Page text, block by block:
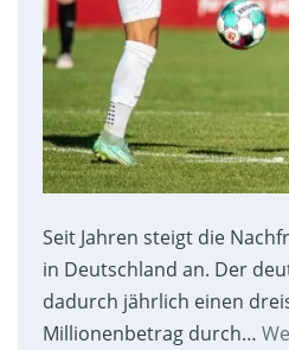
Seit Jahren steigt die
in Deutschland an. Der
dadurch jährlich einen
Millionenbetrag durch…